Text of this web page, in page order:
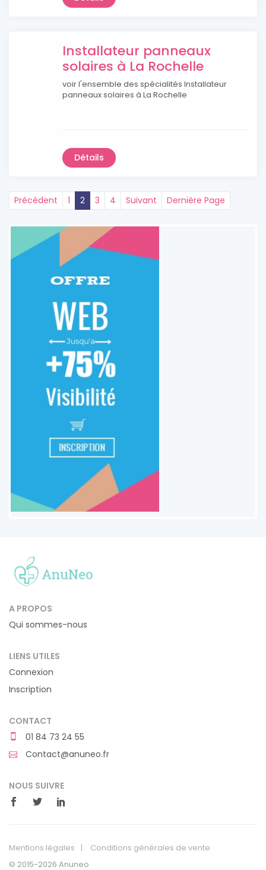
Installateur panneaux
solaires à La Rochelle
voir l'ensemble des spécialités Installateur
panneaux solaires à La Rochelle
Détails
Précédent 1 2 3 4 Suivant Dernière Page
A PROPOS
Qui sommes-nous
LIENS UTILES
Connexion
Inscription
CONTACT
01 84 73 24 55
Contact@anuneo.fr
NOUS SUIVRE
Mentions légales
Conditions générales de vente
© 2015-2026 Anuneo